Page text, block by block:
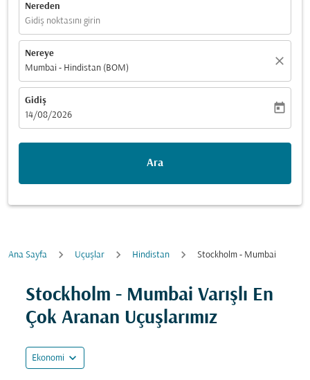
Nereden
Gidiş noktasını girin
Nereye
Mumbai - Hindistan (BOM)
close
Gidiş
fc-booking-departure-date-aria-label
14/08/2026
today
Ara
Ana Sayfa Uçuşlar Hindistan Stockholm - Mumbai
Stockholm - Mumbai Varışlı En
Çok Aranan Uçuşlarımız
Ekonomi expand_more
Fırsatları bulmak için rotanızı güncellemeyi deneyin